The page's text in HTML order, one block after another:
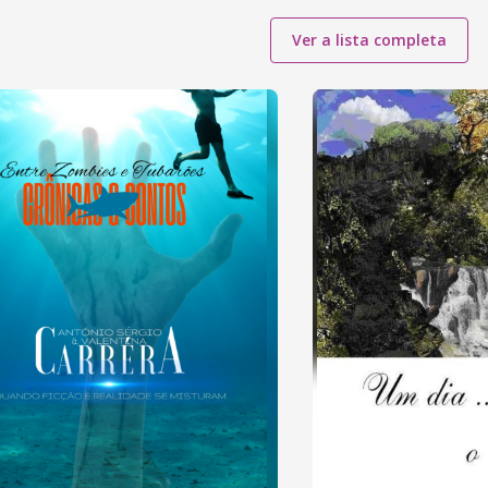
Ver a lista completa